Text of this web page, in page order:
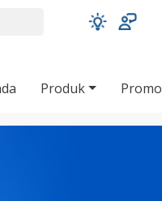
Produk Promo